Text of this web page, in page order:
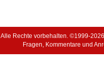
Alle Rechte vorbehalten. ©1999-
Fragen, Kommentare und